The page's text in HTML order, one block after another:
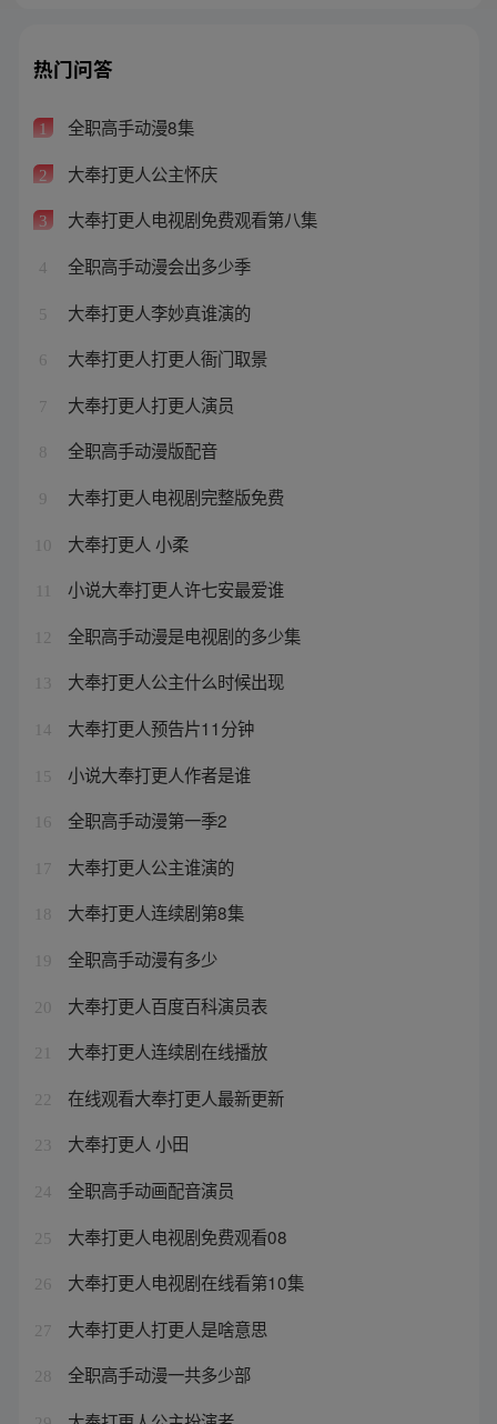
热门问答
1 全职高手动漫8集
2 大奉打更人公主怀庆
3 大奉打更人电视剧免费观看第八集
4 全职高手动漫会出多少季
5 大奉打更人李妙真谁演的
6 大奉打更人打更人衙门取景
7 大奉打更人打更人演员
8 全职高手动漫版配音
9 大奉打更人电视剧完整版免费
10 大奉打更人 小柔
小说大奉打更人许七安最爱谁
12 全职高手动漫是电视剧的多少集
13 大奉打更人公主什么时候出现
14 大奉打更人预告片11分钟
15 小说大奉打更人作者是谁
16 全职高手动漫第一季2
17 大奉打更人公主谁演的
18 大奉打更人连续剧第8集
19 全职高手动漫有多少
20 大奉打更人百度百科演员表
21 大奉打更人连续剧在线播放
22 在线观看大奉打更人最新更新
23 大奉打更人 小田
24 全职高手动画配音演员
25 大奉打更人电视剧免费观看08
26 大奉打更人电视剧在线看第10集
27 大奉打更人打更人是啥意思
28 全职高手动漫一共多少部